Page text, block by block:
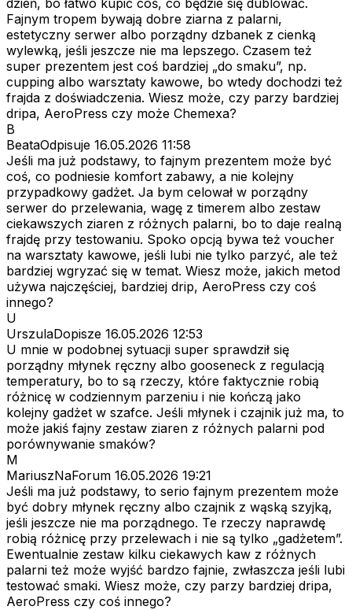
Fajnym tropem bywają dobre ziarna z palarni,
estetyczny serwer albo porządny dzbanek z cienką
wylewką, jeśli jeszcze nie ma lepszego. Czasem też
super prezentem jest coś bardziej „do smaku”, np.
cupping albo warsztaty kawowe, bo wtedy dochodzi też
frajda z doświadczenia. Wiesz może, czy parzy bardziej
dripa, AeroPress czy może Chemexa?
B
BeataOdpisuje 16.05.2026 11:58
Jeśli ma już podstawy, to fajnym prezentem może być
coś, co podniesie komfort zabawy, a nie kolejny
przypadkowy gadżet. Ja bym celował w porządny
serwer do przelewania, wagę z timerem albo zestaw
ciekawszych ziaren z różnych palarni, bo to daje realną
frajdę przy testowaniu. Spoko opcją bywa też voucher
na warsztaty kawowe, jeśli lubi nie tylko parzyć, ale też
bardziej wgryzać się w temat. Wiesz może, jakich metod
używa najczęściej, bardziej drip, AeroPress czy coś
innego?
U
UrszulaDopisze 16.05.2026 12:53
U mnie w podobnej sytuacji super sprawdził się
porządny młynek ręczny albo gooseneck z regulacją
temperatury, bo to są rzeczy, które faktycznie robią
różnicę w codziennym parzeniu i nie kończą jako
kolejny gadżet w szafce. Jeśli młynek i czajnik już ma, to
może jakiś fajny zestaw ziaren z różnych palarni pod
porównywanie smaków?
M
MariuszNaForum 16.05.2026 19:21
Jeśli ma już podstawy, to serio fajnym prezentem może
być dobry młynek ręczny albo czajnik z wąską szyjką,
jeśli jeszcze nie ma porządnego. Te rzeczy naprawdę
robią różnicę przy przelewach i nie są tylko „gadżetem”.
Ewentualnie zestaw kilku ciekawych kaw z różnych
palarni też może wyjść bardzo fajnie, zwłaszcza jeśli lubi
testować smaki. Wiesz może, czy parzy bardziej dripa,
AeroPress czy coś innego?